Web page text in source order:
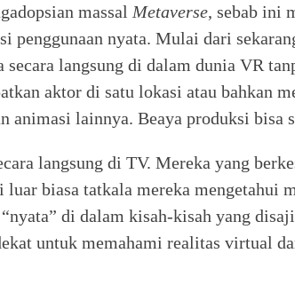
massal Metaverse, sebab ini
penggunaan nyata. Mulai dari
langsung di dalam dunia VR
aktor di satu lokasi atau bahkan
animasi lainnya. Beaya produksi bisa
langsung di TV. Mereka yang
biasa tatkala mereka mengetahui
di dalam kisah-kisah yang
untuk memahami realitas virtual